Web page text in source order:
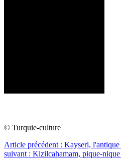
© Turquie-culture
Article précédent : Kayseri, l'antique
suivant : Kizilcahamam, pique-